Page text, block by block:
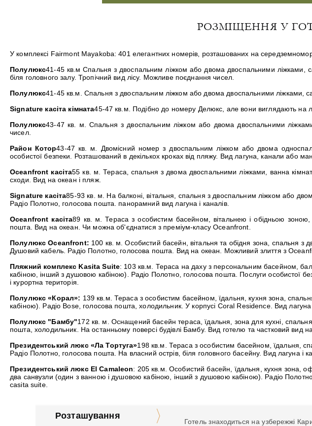
РОЗМІЩЕННЯ У
У комплексі Fairmont Mayakoba: 401 елегантних номерів, розташованих на
Полулюкс41-45 кв.м Спальня з двоспальним ліжком або двома двоспальними ліжками,
біля головного залу. Тропічний вид лісу. Можливе поєднання чисел.
Полулюкс41-45 кв.м. Спальня з двоспальним ліжком або двома двоспальними ліжками,
Signature касіта кімната45-47 кв.м. Подібно до номеру Делюкс, але вони виглядають на
Полулюкс43-47 кв. м. Спальня з двоспальним ліжком або двома двоспальними
чисел.
Район Котор43-47 кв. м. Двомісний номер з двоспальним ліжком або двома
особистої безпеки. Розташований в декількох кроках від пляжу. Вид лагуна, канали або
Oceanfront касіта55 кв. м. Тераса, спальня з двома двоспальними ліжками, ванна
сходи. Вид на океан і пляж.
Signature касіта85-93 кв. м. На балконі, вітальня, спальня з двоспальним ліжком або
Радіо Полотно, голосова пошта. панорамний вид лагуна і каналів.
Oceanfront касіта89 кв. м. Тераса з особистим басейном, вітальнею і обідньою
пошта. Вид на океан. Чи можна об'єднатися з преміум-класу Oceanfront.
Полулюкс Oceanfront: 100 кв. м. Особистий басейн, вітальня та обідня зона, спальня
Душовий кабель. Радіо Полотно, голосова пошта. Вид на океан. Можливий злиття з
Пляжний комплекс Kasita Suite: 103 кв.м. Тераса на даху з персональним басейном,
кабіною, інший з душовою кабіною). Радіо Полотно, голосова пошта. Послуги особистої
і курортна територія.
Полулюкс «Корал»: 139 кв.м. Тераса з особистим басейном, їдальня, кухня зона,
кабіною). Радіо Bose, голосова пошта, холодильник. У корпусі Coral Residence. Вид лагуна
Полулюкс "Бамбу"172 кв. м. Оснащений басейн тераса, їдальня, зона для кухні,
пошта, холодильник. На останньому поверсі будівлі Бамбу. Вид готелю та частковий
Президентський люкс «Ла Тортуга»198 кв.м. Тераса з особистим басейном, їдальня,
Радіо Полотно, голосова пошта. На власний острів, біля головного басейну. Вид лагуна і
Президентський люкс El Camaleon: 205 кв.м. Особистий басейн, їдальня, кухня зона,
два санвузли (один з ванною і душовою кабіною, інший з душовою кабіною). Радіо
casita suite.
Розташування
Готель знаходиться на узбережжі